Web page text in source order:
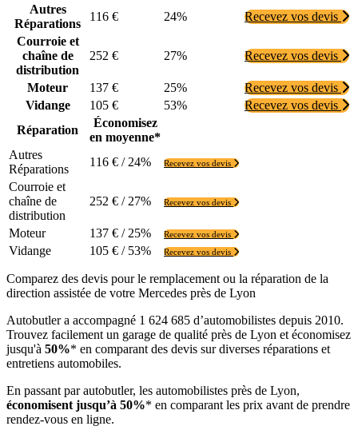
Autres
Réparations
116 € 24%
Recevez vos devis
Courroie et
chaîne de
distribution
252 € 27% Recevez vos devis
Moteur 137 € 25%
Recevez vos devis
Vidange
105 € 53%
Recevez vos devis
Réparation
Économisez
en moyenne*
Autres
Réparations
116 € / 24% Recevez vos devis
Courroie et
chaîne de
distribution
252 € / 27% Recevez vos devis
Moteur 137 € / 25% Recevez vos devis
Vidange 105 € / 53% Recevez vos devis
Comparez des devis pour le remplacement ou la réparation de la
direction assistée de votre Mercedes près de Lyon
Autobutler a accompagné 1 624 685 d’automobilistes depuis 2010.
Trouvez facilement un garage de qualité près de Lyon et économisez
jusqu'à 50%* en comparant des devis sur diverses réparations et
entretiens automobiles.
En passant par autobutler, les automobilistes près de Lyon,
économisent jusqu’à 50%* en comparant les prix avant de prendre
rendez-vous en ligne.